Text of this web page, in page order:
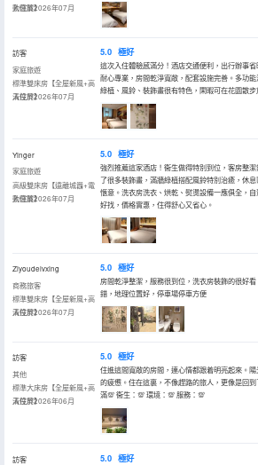
動窗簾】
入住於2026年07月
訪客
家庭旅遊
標準雙床房【全屋新風+高
清投屏】
入住於2026年07月
5.0 極好
這次入住體驗感滿分！酒店交通便利，出行辦事
耐心專業，房間乾淨寬敞，配套設施完善。多功
綠植、風鈴、裝飾畫很有特色，閑暇可在花園散
Yinger
家庭旅遊
高級雙床房【遠離城囂+電
動窗簾】
入住於2026年07月
5.0 極好
強烈推薦這家酒店！衞生做得特別到位，客房整
了很多裝飾畫，滿牆綠植搭配風鈴特別治癒，休
愜意。洗衣房洗衣、烘乾、熨燙設備一應俱全，
好找，價格實惠，住得舒心又省心。
Ziyoudelvxing
商務旅客
標準雙床房【全屋新風+高
清投屏】
入住於2026年07月
5.0 極好
房間乾淨整潔，服務很到位，洗衣房裝飾的很好
錯，地理位置好，停車場停車方便
訪客
其他
標準大床房【全屋新風+高
清投屏】
入住於2026年06月
5.0 極好
住進這間寬敞的房間，連心情都跟着明亮起來。
的疲憊。住在這裏，不像趕路的旅人，更像是回
滿💯 衞生：💯 環境：💯 服務：💯
訪客
5.0 極好